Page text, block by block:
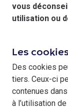
vous
utilisation ou
Les
Des cookies
tiers. Ceux-ci
contenues
à l’utilisation